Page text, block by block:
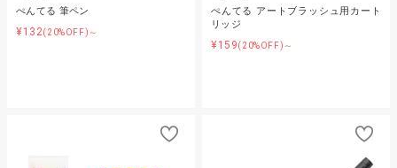
ぺんてる 筆ペン
¥132(20%OFF)～
ぺんてる アートブラッシュ用カート
リッジ
¥159(20%OFF)～